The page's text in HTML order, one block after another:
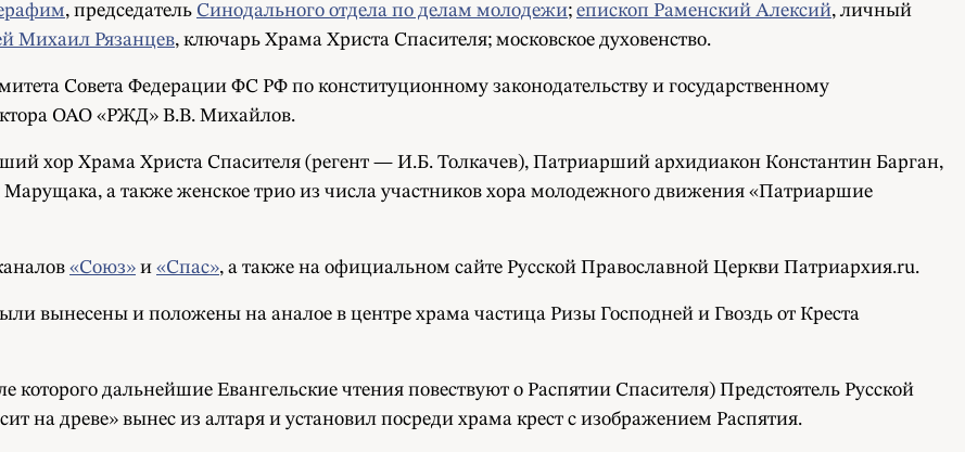
, председатель Синодального отдела по делам молодежи; епископ Раменский Алексий, личный
Михаил Рязанцев, ключарь Храма Христа Спасителя; московское духовенство.
Совета Федерации ФС РФ по конституционному законодательству и государственному
ОАО «РЖД» В.В. Михайлов.
хор Храма Христа Спасителя (регент — И.Б. Толкачев), Патриарший архидиакон Константин Барган,
а также женское трио из числа участников хора молодежного движения «Патриаршие
«Союз» и «Спас», а также на официальном сайте Русской Православной Церкви Патриархия.ru.
вынесены и положены на аналое в центре храма частица Ризы Господней и Гвоздь от Креста
которого дальнейшие Евангельские чтения повествуют о Распятии Спасителя) Предстоятель Русской
на древе» вынес из алтаря и установил посреди храма крест с изображением Распятия.